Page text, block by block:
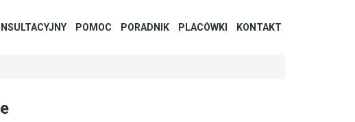
POMOC PORADNIK PLACÓWKI KONTAKT